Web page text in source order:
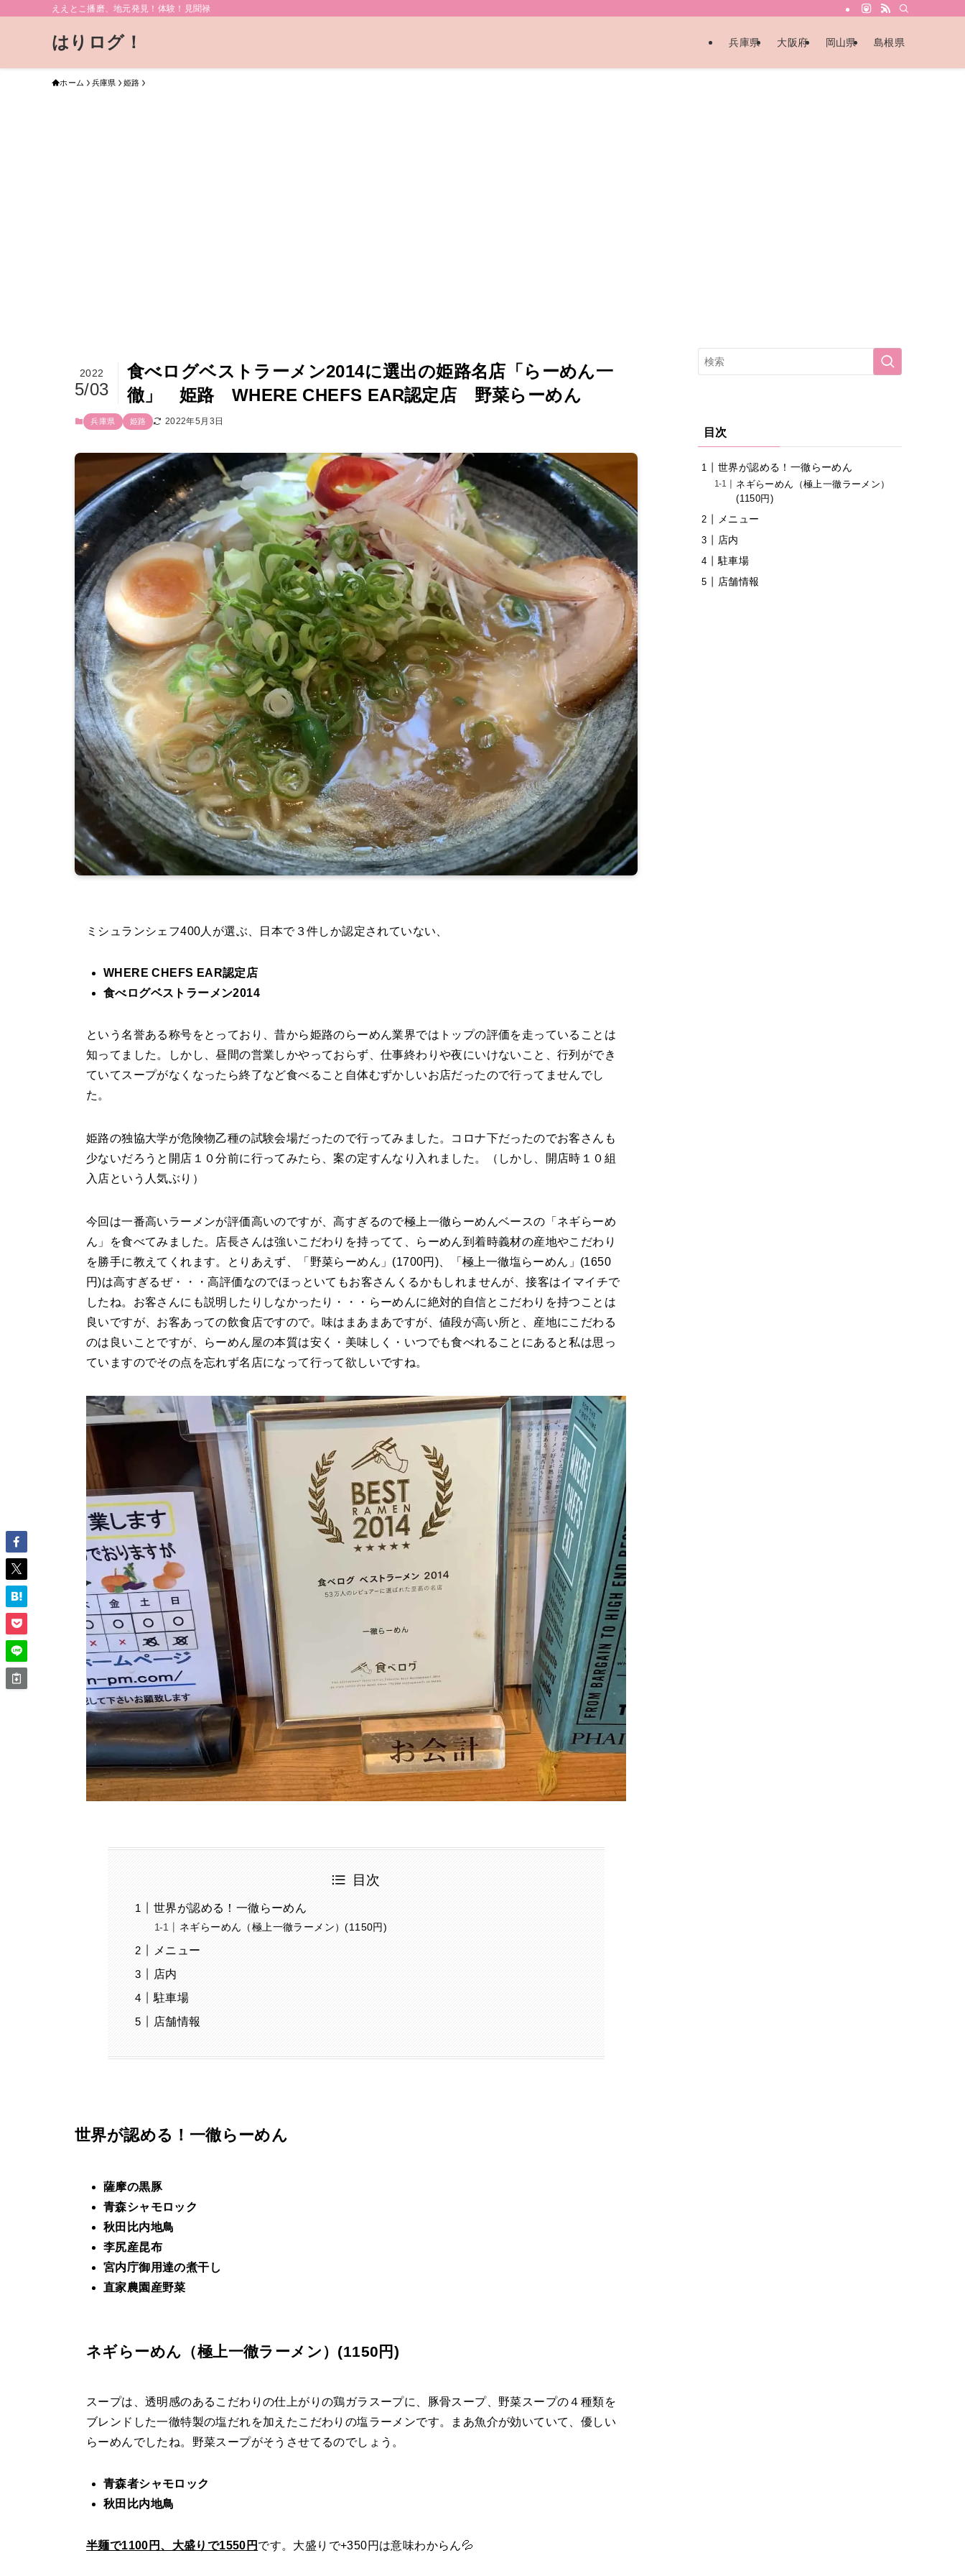
ええとこ播磨、地元発見！体験！見聞禄
はりログ！ 兵庫県 大阪府 岡山県 島根県
ホーム 兵庫県 姫路
食べログベストラーメン2014に選出の姫路名店「らーめん一
徹」 姫路 WHERE CHEFS EAR認定店 野菜らーめん
2022
5/03
兵庫県 姫路 2022年5月3日
ミシュランシェフ400人が選ぶ、日本で３件しか認定されていない、
WHERE CHEFS EAR認定店
食べログベストラーメン2014
という名誉ある称号をとっており、昔から姫路のらーめん業界ではトップの評価を走っていることは
知ってました。しかし、昼間の営業しかやっておらず、仕事終わりや夜にいけないこと、行列ができ
ていてスープがなくなったら終了など食べること自体むずかしいお店だったので行ってませんでし
た。
姫路の独協大学が危険物乙種の試験会場だったので行ってみました。コロナ下だったのでお客さんも
少ないだろうと開店１０分前に行ってみたら、案の定すんなり入れました。（しかし、開店時１０組
入店という人気ぶり）
今回は一番高いラーメンが評価高いのですが、高すぎるので極上一徹らーめんベースの「ネギらーめ
ん」を食べてみました。店長さんは強いこだわりを持ってて、らーめん到着時義材の産地やこだわり
を勝手に教えてくれます。とりあえず、「野菜らーめん」(1700円)、「極上一徹塩らーめん」(1650
円)は高すぎるぜ・・・高評価なのでほっといてもお客さんくるかもしれませんが、接客はイマイチで
したね。お客さんにも説明したりしなかったり・・・らーめんに絶対的自信とこだわりを持つことは
良いですが、お客あっての飲食店ですので。味はまあまあですが、値段が高い所と、産地にこだわる
のは良いことですが、らーめん屋の本質は安く・美味しく・いつでも食べれることにあると私は思っ
ていますのでその点を忘れず名店になって行って欲しいですね。
目次
世界が認める！一徹らーめん
ネギらーめん（極上一徹ラーメン）(1150円)
メニュー
店内
駐車場
店舗情報
世界が認める！一徹らーめん
薩摩の黒豚
青森シャモロック
秋田比内地鳥
李尻産昆布
宮内庁御用達の煮干し
直家農園産野菜
ネギらーめん（極上一徹ラーメン）(1150円)
スープは、透明感のあるこだわりの仕上がりの鶏ガラスープに、豚骨スープ、野菜スープの４種類を
ブレンドした一徹特製の塩だれを加えたこだわりの塩ラーメンです。まあ魚介が効いていて、優しい
らーめんでしたね。野菜スープがそうさせてるのでしょう。
青森者シャモロック
秋田比内地鳥
半麺で1100円、大盛りで1550円 です。大盛りで+350円は意味わからん💦
目次
世界が認める！一徹らーめん
ネギらーめん（極上一徹ラーメン）
(1150円)
メニュー
店内
駐車場
店舗情報